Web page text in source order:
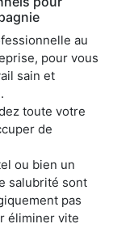
au
pour vous
sain et
toute votre
de
ou bien un
salubrité sont
pas
éliminer vite